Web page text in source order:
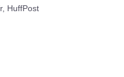
HuffPost